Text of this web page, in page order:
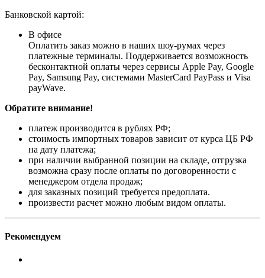
Банковской картой:
В офисе
Оплатить заказ можно в наших шоу-румах через
платежные терминалы. Поддерживается возможность
бесконтактной оплаты через сервисы Apple Pay, Google
Pay, Samsung Pay, системами MasterCard PayPass и Visa
payWave.
Обратите внимание!
платеж производится в рублях РФ;
стоимость импортных товаров зависит от курса ЦБ РФ
на дату платежа;
при наличии выбранной позиции на складе, отгрузка
возможна сразу после оплаты по договоренности с
менеджером отдела продаж;
для заказных позиций требуется предоплата.
произвести расчет можно любым видом оплаты.
Рекомендуем